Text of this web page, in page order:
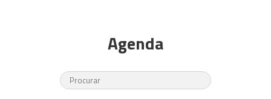
Agenda